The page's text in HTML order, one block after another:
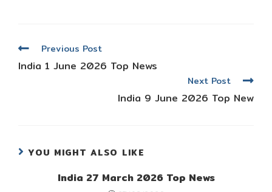
Read
articles
Previous Post
India 1 June 2026 Top News
Next Post
India 9 June 2026 Top New
YOU MIGHT ALSO LIKE
India 27 March 2026 Top News